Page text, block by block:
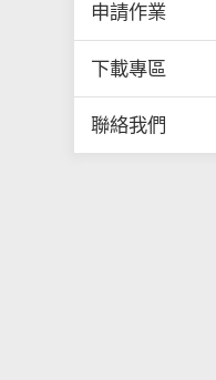
申請作業
下載專區
聯絡我們